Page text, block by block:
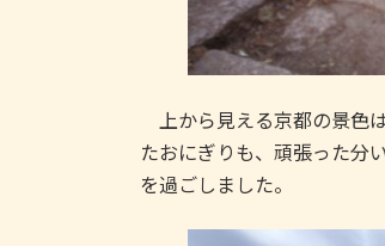
上から見える京都の景色
たおにぎりも、頑張った分
を過ごしました。